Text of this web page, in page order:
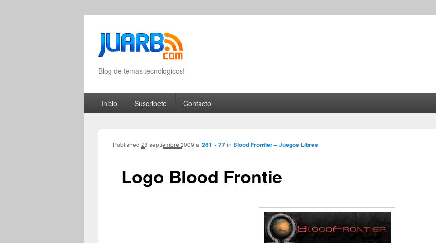
Blog de temas tecnologicos!
Primary menu
Skip to primary content
Skip to secondary content
Inicio Suscribete Contacto
Logo Blood Frontie
Published 28 septiembre 2009 at261 × 77in Blood Frontier – Juegos Libres